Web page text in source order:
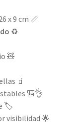
x 9 cm 📏
♻️
🧸
🧃
🎒👌
🏷️
visibilidad 🌟